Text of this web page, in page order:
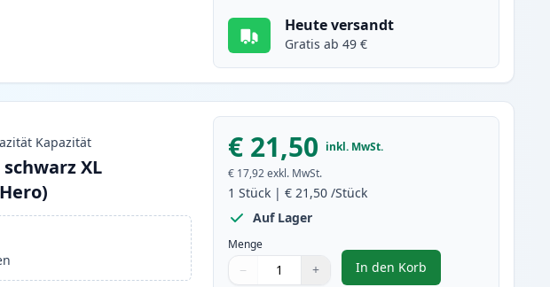
Heute versandt
Gratis ab 49 €
Kapazität
schwarz XL
€ 21,50 inkl. MwSt.
€ 17,92 exkl. MwSt.
1 Stück |€ 21,50 /Stück
Auf Lager
Menge
Menge
Verwenden Sie die Tasten, um anzupassen
− +
Menge 1
In den Korb
, HP 302XL (F6U68AE)